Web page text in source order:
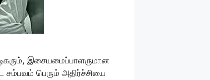
இசையமைப்பாளருமான
பெரும் அதிர்ச்சியை